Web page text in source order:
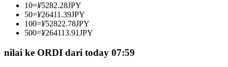
Menjadi Pedagang Salinan
Nikmati pembagian keuntungan dan komisi copy trading
10=¥5282.28JPY
50=¥26411.39JPY
100=¥52822.78JPY
500=¥264113.91JPY
nilai ke ORDI dari today 07:59